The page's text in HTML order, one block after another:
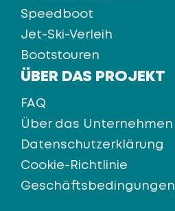
Speedboot
Jet-Ski-Verleih
Bootstouren
ÜBER DAS PROJEKT
FAQ
Über das Unternehmen
Datenschutzerklärung
Cookie-Richtlinie
Geschäftsbedingungen